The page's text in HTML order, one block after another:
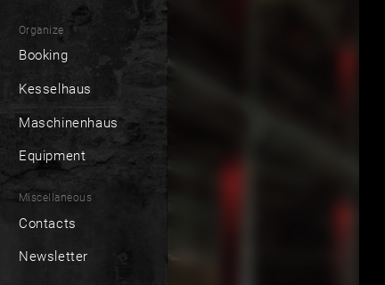
Organize
Booking
Kesselhaus
Maschinenhaus
Equipment
Miscellaneous
Contacts
Newsletter